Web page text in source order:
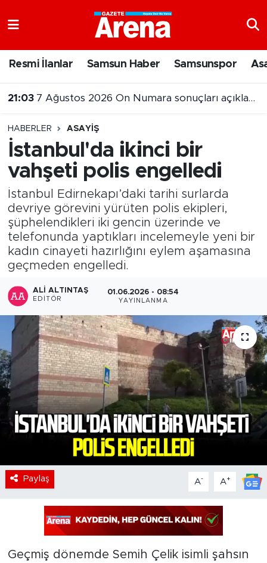
Resmi İlanlar Samsun Haber Samsunspor
21:03 7 Ağustos 2026 On Numara sonuçları açıklandı
HABERLER ASAYIŞ
İstanbul'da ikinci bir
vahşeti polis engelledi
İstanbul Edirnekapı’daki tarihi surlarda
devriye görevini yürüten polis ekipleri,
şüphelendikleri iki gencin üzerinde ve
telefonunda yaptıkları incelemeyle yeni bir
kadın cinayeti hazırlığını eylem aşamasına
geçmeden engelledi.
ALI ALTINTAŞ
EDITÖR
01.06.2026 - 08:54
YAYINLANMA
Paylaş A- A+
Geçmiş dönemde Semih Çelik isimli şahsın
Samsun Namaz Vakitleri
Trafik Durumu
Süper Lig Puan Durumu ve Fikstür
Tüm Manşetler
Son Dakika Haberleri
Haber Arşivi